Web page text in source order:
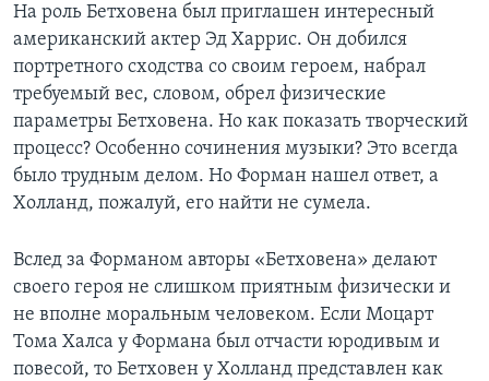
На роль Бетховена был приглашен интересный
американский актер Эд Харрис. Он добился
портретного сходства со своим героем, набрал
требуемый вес, словом, обрел физические
параметры Бетховена. Но как показать творческий
процесс? Особенно сочинения музыки? Это всегда
было трудным делом. Но Форман нашел ответ, а
Холланд, пожалуй, его найти не сумела.
Вслед за Форманом авторы «Бетховена» делают
своего героя не слишком приятным физически и
не вполне моральным человеком. Если Моцарт
Тома Халса у Формана был отчасти юродивым и
повесой, то Бетховен у Холланд представлен как